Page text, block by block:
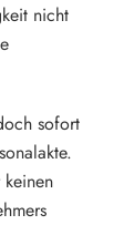
nicht
sofort